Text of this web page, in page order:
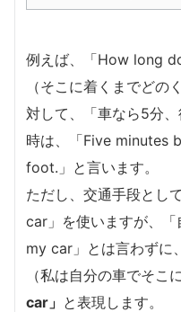
例えば、「How long
（そこに着くまでどの
対して、「車なら5分
時は、「Five minutes
foot.」と言います。
ただし、交通手段とし
car」を使いますが、
my car」とは言わずに
（私は自分の車でそこ
car」 と表現します。